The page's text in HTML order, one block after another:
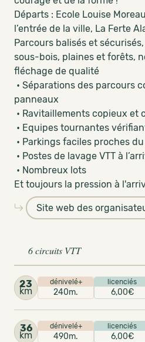
Départs : Ecole Louise
l’entrée de la ville, La Ferte
Parcours balisés et
sous-bois, plaines et forêts,
fléchage de qualité
• Séparations des parcours
panneaux
• Ravitaillements copieux et
• Equipes tournantes
• Parkings faciles proches
• Postes de lavage VTT à
• Nombreux lots
Et toujours la pression à
Site web des
6 circuits VTT
23
km
dénivelé+
240m.
licenciés
6,00€
36
km
dénivelé+
490m.
licenciés
6,00€